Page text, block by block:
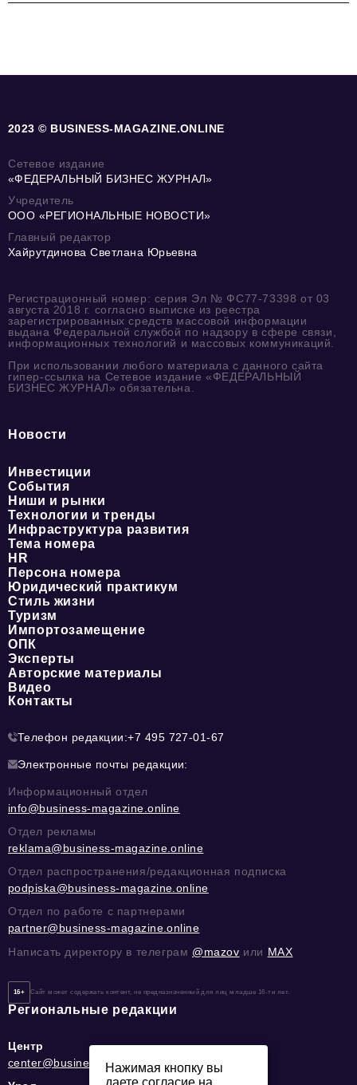
2023 © BUSINESS-MAGAZINE.ONLINE
Сетевое издание
«ФЕДЕРАЛЬНЫЙ БИЗНЕС ЖУРНАЛ»
Учредитель
ООО «РЕГИОНАЛЬНЫЕ НОВОСТИ»
Главный редактор
Хайрутдинова Светлана Юрьевна
Регистрационный номер: серия Эл № ФС77-73398 от 03
августа 2018 г. согласно выписке из реестра
зарегистрированных средств массовой информации
выдана Федеральной службой по надзору в сфере связи,
информационных технологий и массовых коммуникаций.
При использовании любого материала с данного сайта
гипер-ссылка на Сетевое издание «ФЕДЕРАЛЬНЫЙ
БИЗНЕС ЖУРНАЛ» обязательна.
Новости
Инвестиции
События
Ниши и рынки
Технологии и тренды
Инфраструктура развития
Тема номера
HR
Персона номера
Юридический практикум
Стиль жизни
Туризм
Импортозамещение
ОПК
Эксперты
Авторские материалы
Видео
Контакты
Телефон редакции:+7 495 727-01-67
Электронные почты редакции:
Информационный отдел
info@business-magazine.online
Отдел рекламы
reklama@business-magazine.online
Отдел распространения/редакционная подписка
podpiska@business-magazine.online
Отдел по работе с партнерами
partner@business-magazine.online
Написать директору в телеграм @mazov или MAX
16+ Сайт может содержать контент, не предназначенный для лиц младше 16-ти лет.
Региональные редакции
Центр
center@business-magazine.online
Нажимая кнопку вы
даете согласие на